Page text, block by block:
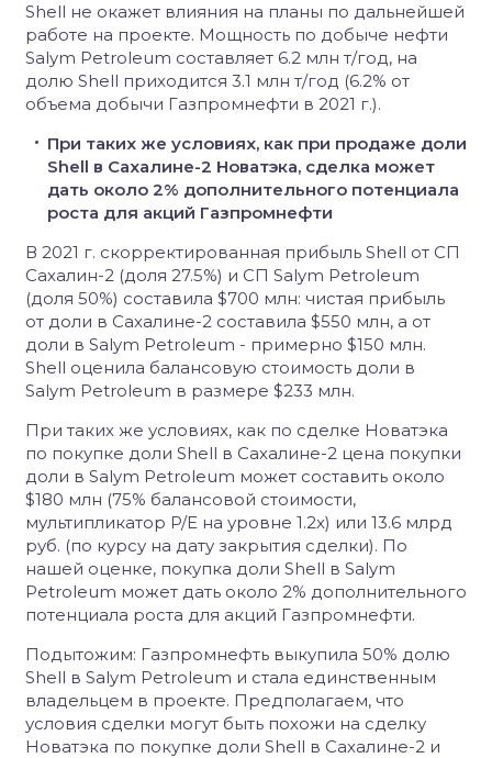
Shell не окажет влияния на планы по дальнейшей
работе на проекте. Мощность по добыче нефти
Salym Petroleum составляет 6.2 млн т/год, на
долю Shell приходится 3.1 млн т/год (6.2% от
объема добычи Газпромнефти в 2021 г.).
При таких же условиях, как при продаже доли
Shell в Сахалине-2 Новатэка, сделка может
дать около 2% дополнительного потенциала
роста для акций Газпромнефти
В 2021 г. скорректированная прибыль Shell от СП
Сахалин-2 (доля 27.5%) и СП Salym Petroleum
(доля 50%) составила $700 млн: чистая прибыль
от доли в Сахалине-2 составила $550 млн, а от
доли в Salym Petroleum - примерно $150 млн.
Shell оценила балансовую стоимость доли в
Salym Petroleum в размере $233 млн.
При таких же условиях, как по сделке Новатэка
по покупке доли Shell в Сахалине-2 цена покупки
доли в Salym Petroleum может составить около
$180 млн (75% балансовой стоимости,
мультипликатор P/E на уровне 1.2х) или 13.6 млрд
руб. (по курсу на дату закрытия сделки). По
нашей оценке, покупка доли Shell в Salym
Petroleum может дать около 2% дополнительного
потенциала роста для акций Газпромнефти.
Подытожим: Газпромнефть выкупила 50% долю
Shell в Salym Petroleum и стала единственным
владельцем в проекте. Предполагаем, что
условия сделки могут быть похожи на сделку
Новатэка по покупке доли Shell в Сахалине-2 и